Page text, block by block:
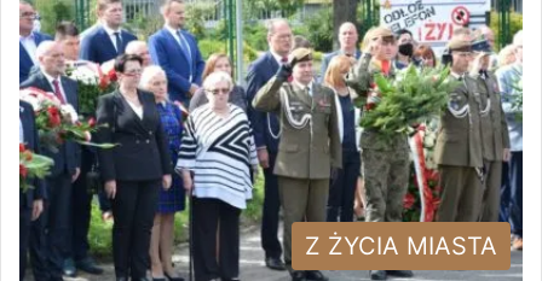
Z ŻYCIA MIASTA